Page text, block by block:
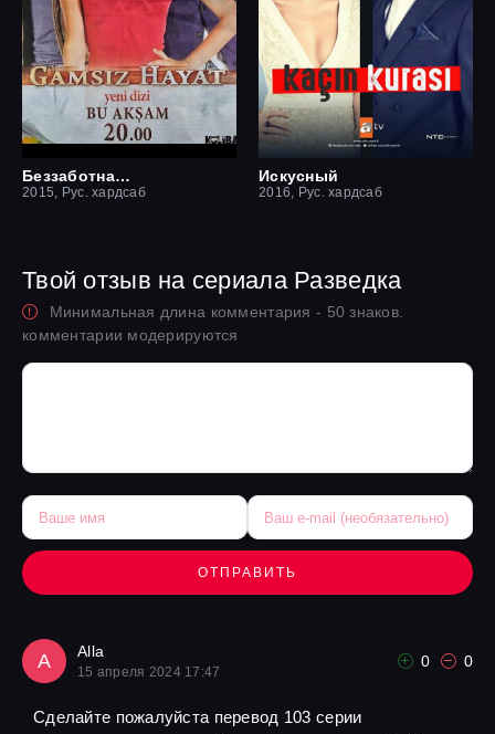
Беззаботная жизнь
2015, Рус. хардсаб
Искусный
2016, Рус. хардсаб
Твой отзыв на сериала Разведка
Минимальная длина комментария - 50 знаков.
комментарии модерируются
ОТПРАВИТЬ
A Alla
15 апреля 2024 17:47
0 0
Сделайте пожалуйста перевод 103 серии